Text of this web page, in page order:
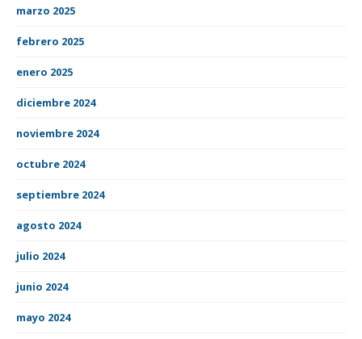
marzo 2025
febrero 2025
enero 2025
diciembre 2024
noviembre 2024
octubre 2024
septiembre 2024
agosto 2024
julio 2024
junio 2024
mayo 2024